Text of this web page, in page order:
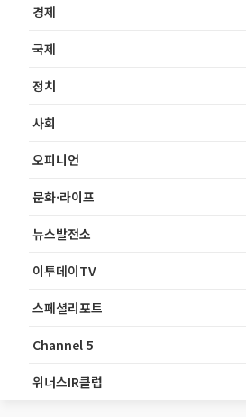
경제
국제
정치
사회
오피니언
문화·라이프
뉴스발전소
이투데이TV
스페셜리포트
Channel 5
위너스IR클럽